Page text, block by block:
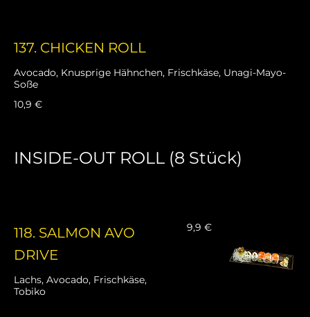
137. CHICKEN ROLL
Avocado, Knusprige Hähnchen, Frischkäse, Unagi-Mayo-
Soße
10,9 €
INSIDE-OUT ROLL (8 Stück)
118. SALMON AVO
DRIVE
Lachs, Avocado, Frischkäse,
Tobiko
9,9 €